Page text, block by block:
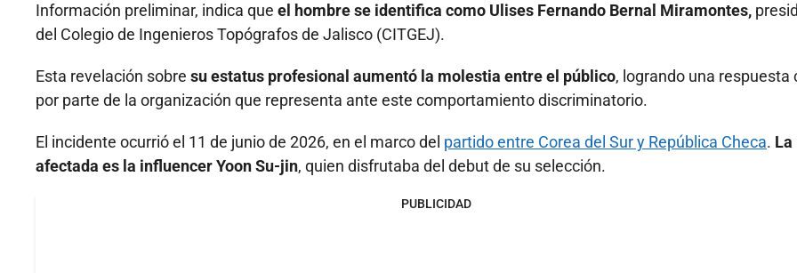
Información preliminar, indica que el hombre se identifica como Ulises Fernando Bernal Miramontes,
del Colegio de Ingenieros Topógrafos de Jalisco (CITGEJ).
Esta revelación sobre su estatus profesional aumentó la molestia entre el público, logrando una respuesta
por parte de la organización que representa ante este comportamiento discriminatorio.
El incidente ocurrió el 11 de junio de 2026, en el marco del partido entre Corea del Sur y República Checa. La
afectada es la influencer Yoon Su-jin, quien disfrutaba del debut de su selección.
PUBLICIDAD